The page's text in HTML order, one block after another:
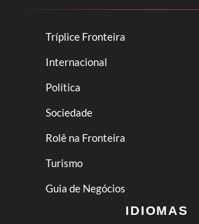
Tríplice Fronteira
Internacional
Política
Sociedade
Rolê na Fronteira
Turismo
Guia de Negócios
IDIOMAS